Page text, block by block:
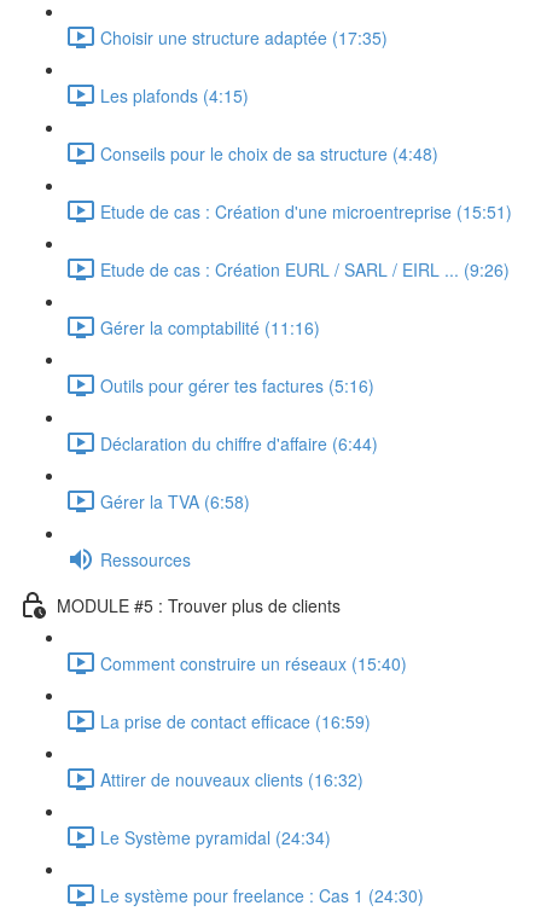
Choisir une structure adaptée (17:35)
Les plafonds (4:15)
Conseils pour le choix de sa structure (4:48)
Etude de cas : Création d'une microentreprise (15:51)
Etude de cas : Création EURL / SARL / EIRL ... (9:26)
Gérer la comptabilité (11:16)
Outils pour gérer tes factures (5:16)
Déclaration du chiffre d'affaire (6:44)
Gérer la TVA (6:58)
Ressources
MODULE #5 : Trouver plus de clients
Comment construire un réseaux (15:40)
La prise de contact efficace (16:59)
Attirer de nouveaux clients (16:32)
Le Système pyramidal (24:34)
Le système pour freelance : Cas 1 (24:30)